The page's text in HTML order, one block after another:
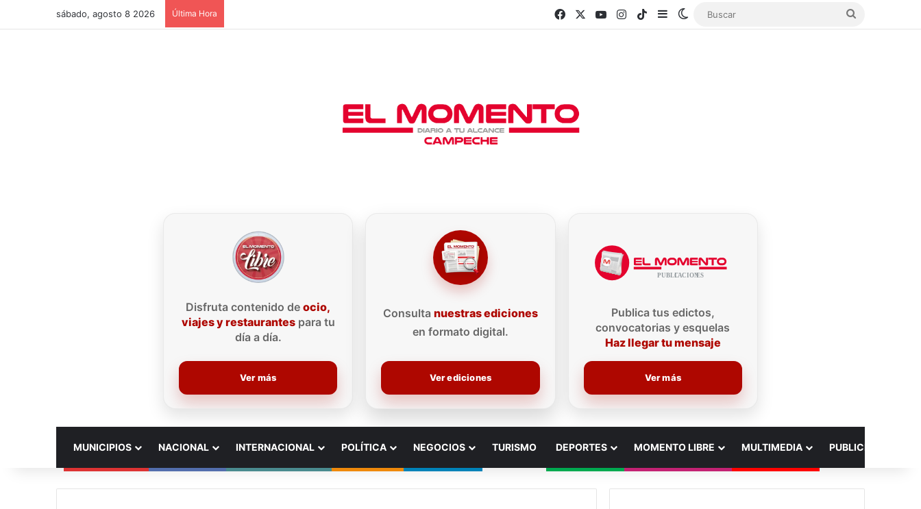
sábado, agosto 8 2026 Última Hora FacebookYouTubeInstagram
TikTokSidebarSwitch skin Buscar
Disfruta contenido deocio,
viajes y restaurantespara tu
día a día.
Ver más
Consulta nuestras ediciones
en formato digital.
Ver ediciones
Publica tus edictos,
convocatorias y esquelas
Haz llegar tu mensaje
Ver más
MUNICIPIOS NACIONAL INTERNACIONAL POLÍTICA NEGOCIOS TURISMO DEPORTES MOMENTO LIBRE MULTIMEDIA PUBLICIDAD